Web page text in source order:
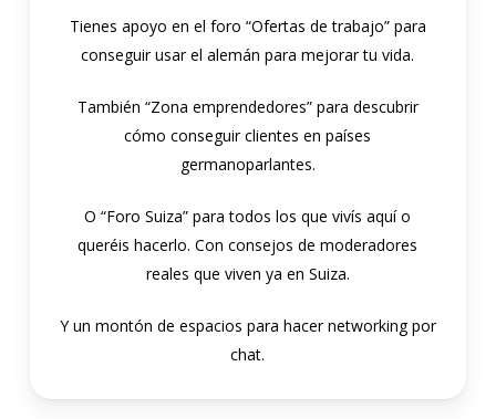
Tienes apoyo en el foro “Ofertas de trabajo” para
conseguir usar el alemán para mejorar tu vida.
También “Zona emprendedores” para descubrir
cómo conseguir clientes en países
germanoparlantes.
O “Foro Suiza” para todos los que vivís aquí o
queréis hacerlo. Con consejos de moderadores
reales que viven ya en Suiza.
Y un montón de espacios para hacer networking por
chat.